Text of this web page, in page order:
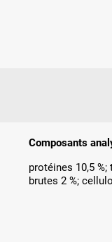
Composants
protéines 10,5 %;
brutes 2 %;